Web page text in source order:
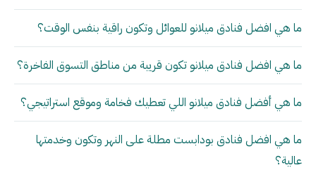
ما هي افضل فنادق ميلانو للعوائل وتكون راقية بنفس الوقت؟
ما هي افضل فنادق ميلانو تكون قريبة من مناطق التسوق الفاخرة؟
ما هي أفضل فنادق ميلانو اللي تعطيك فخامة وموقع استراتيجي؟
ما هي افضل فنادق بودابست مطلة على النهر وتكون وخدمتها
عالية؟